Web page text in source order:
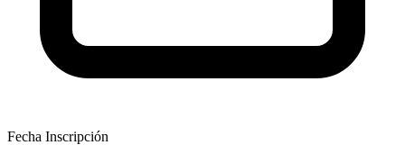
Fecha Inscripción